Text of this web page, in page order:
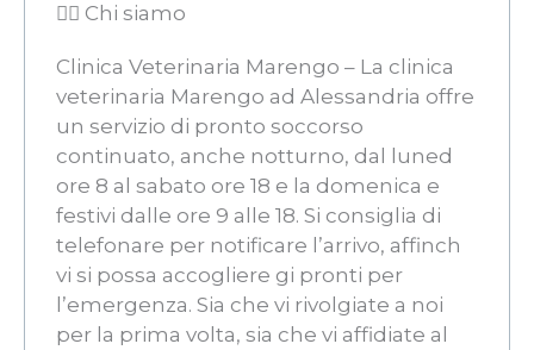
👨‍⚖️ Chi siamo
Clinica Veterinaria Marengo – La clinica
veterinaria Marengo ad Alessandria offre
un servizio di pronto soccorso
continuato, anche notturno, dal luned
ore 8 al sabato ore 18 e la domenica e
festivi dalle ore 9 alle 18. Si consiglia di
telefonare per notificare l’arrivo, affinch
vi si possa accogliere gi pronti per
l’emergenza. Sia che vi rivolgiate a noi
per la prima volta, sia che vi affidiate al